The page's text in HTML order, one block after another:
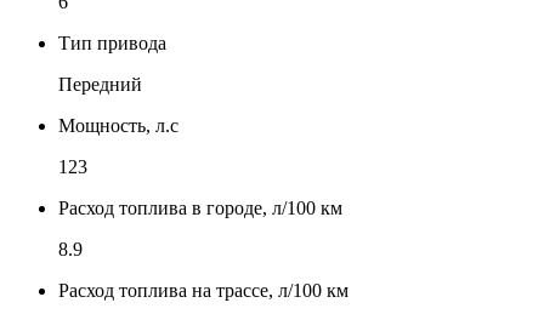
Тип привода
Передний
Мощность, л.с
123
Расход топлива в городе, л/100 км
8.9
Расход топлива на трассе, л/100 км